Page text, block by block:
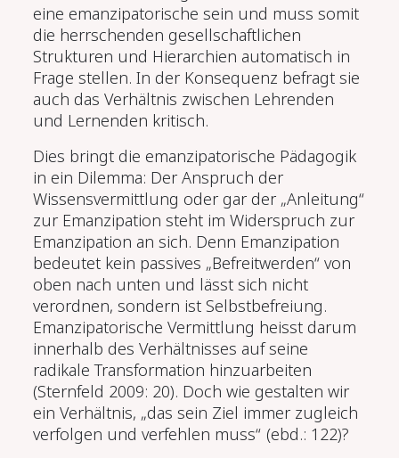
eine emanzipatorische sein und muss somit
die herrschenden gesellschaftlichen
Strukturen und Hierarchien automatisch in
Frage stellen. In der Konsequenz befragt sie
auch das Verhältnis zwischen Lehrenden
und Lernenden kritisch.
Dies bringt die emanzipatorische Pädagogik
in ein Dilemma: Der Anspruch der
Wissensvermittlung oder gar der „Anleitung“
zur Emanzipation steht im Widerspruch zur
Emanzipation an sich. Denn Emanzipation
bedeutet kein passives „Befreitwerden“ von
oben nach unten und lässt sich nicht
verordnen, sondern ist Selbstbefreiung.
Emanzipatorische Vermittlung heisst darum
innerhalb des Verhältnisses auf seine
radikale Transformation hinzuarbeiten
(Sternfeld 2009: 20). Doch wie gestalten wir
ein Verhältnis, „das sein Ziel immer zugleich
verfolgen und verfehlen muss“ (ebd.: 122)?